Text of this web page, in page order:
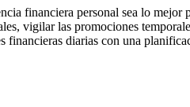
financiera personal sea lo mejor
vigilar las promociones
financieras diarias con una